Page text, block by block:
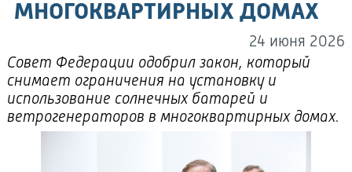
МНОГОКВАРТИРНЫХ ДОМАХ
24 июня 2026
Совет Федерации одобрил закон, который
снимает ограничения на установку и
использование солнечных батарей и
ветрогенераторов в многоквартирных домах.